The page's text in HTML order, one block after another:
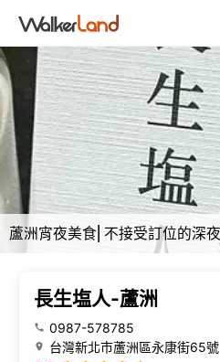
長生塩人-蘆洲
0987-578785
台灣新北市蘆洲區永康街65號